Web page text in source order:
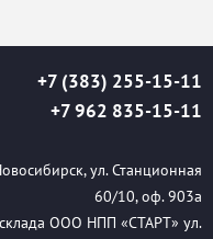
+7 (383) 255-15-11
+7 962 835-15-11
ул. Станционная
60/10, оф. 903а
ООО НПП «СТАРТ» ул.